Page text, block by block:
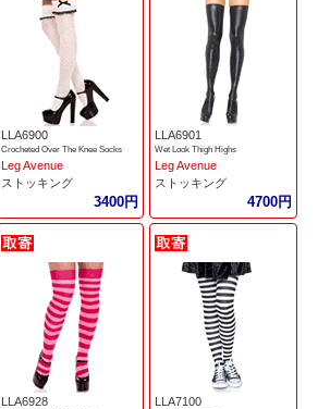
LLA6900
Crocheted Over The Knee Socks
Leg Avenue
ストッキング
3400円
LLA6901
Wet Look Thigh Highs
Leg Avenue
ストッキング
4700円
LLA6928 LLA7100